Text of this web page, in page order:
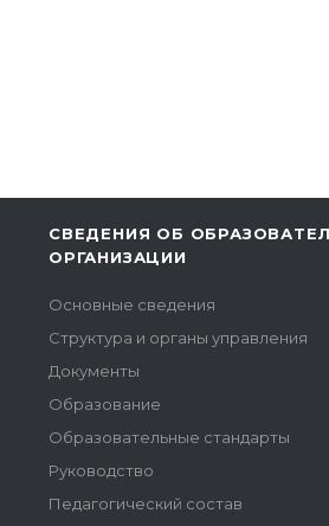
СВЕДЕНИЯ ОБ
ОРГАНИЗАЦИИ
Основные сведения
Структура и органы управления
Документы
Образование
Образовательные стандарты
Руководство
Педагогический состав